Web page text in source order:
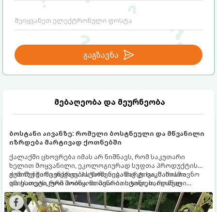
გაგზავნა
მებაღეობა და მეურნეობა
ბოსტანი აივანზე: რომელი ბოსტნეული და მწვანილი
იზრდება მარტივად ქოთნებში
ქალაქში ცხოვრება იმას არ ნიშნავს, რომ საკუთარი
ხელით მოყვანილი, ეკოლოგიურად სუფთა პროდუქტის
გემოზე უარი თქვათ. პატარა აივანიც კი საკმარისია
იმისათვის, რომ მოიწყოთ მინი-ბოსტანი, საიდანაც
ყოველდღიურად ახალ, არომატულ მწვანილსა და
ბოსტნეულს მოკრეფთ.
ქოთნებში მცენარეების მოშენება მარტივი, სასიამოვნო
და ესთეტიკური ჰობია. მთავარია იცოდეთ, რომელი
კულტურები ეგუებიან ქოთნის პირობებს ყველაზე კარგად
და როგორ მოუაროთ მათ სწორად.